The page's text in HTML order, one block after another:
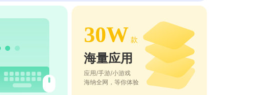
30W 款
海量应用
应用/手游/小游戏
海纳全网，等你体验